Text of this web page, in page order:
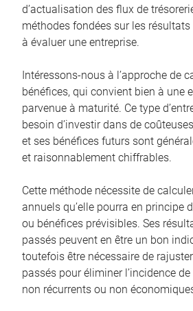
d’actualisation des flux de
méthodes fondées sur les
à évaluer une entreprise.
Intéressons-nous à l’approche de
bénéfices, qui convient bien à une
parvenue à maturité. Ce type
besoin d’investir dans de
et ses bénéfices futurs sont
et raisonnablement chiffrables.
Cette méthode nécessite de
annuels qu’elle pourra en principe
ou bénéfices prévisibles. Ses
passés peuvent en être un bon
toutefois être nécessaire de
passés pour éliminer l’incidence
non récurrents ou non